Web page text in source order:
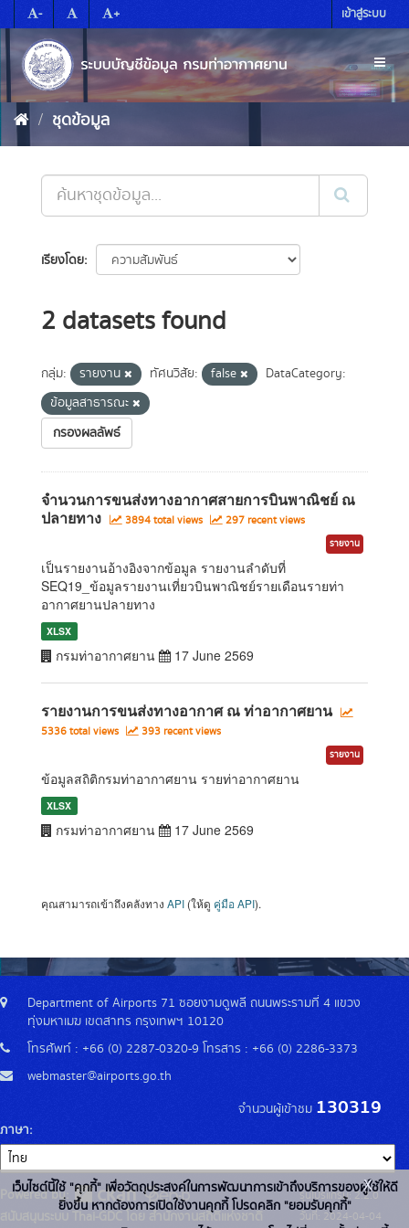
to
content
- + เข้าสู่ระบบ
ชุดข้อมูล
เรียงโดย
2 datasets found
กลุ่ม: รายงาน ทัศนวิสัย: false
DataCategory:
ข้อมูลสาธารณะ
กรองผลลัพธ์
จำนวนการขนส่งทางอากาศสายการบินพาณิชย์ ณ
ปลายทาง
3894 total views 297 recent views
รายงาน
เป็นรายงานอ้างอิงจากข้อมูล รายงานลำดับที่
SEQ19_ข้อมูลรายงานเที่ยวบินพาณิชย์รายเดือนรายท่า
อากาศยานปลายทาง
XLSX
กรมท่าอากาศยาน 17 June 2569
รายงานการขนส่งทางอากาศ ณ ท่าอากาศยาน
5336 total views 393 recent views
รายงาน
ข้อมูลสถิติกรมท่าอากาศยาน รายท่าอากาศยาน
XLSX
กรมท่าอากาศยาน 17 June 2569
คุณสามารถเข้าถึงคลังทาง API (ให้ดู คู่มือ API).
Department of Airports 71 ซอยงามดูพลี ถนนพระรามที่ 4 แขวง
ทุ่งมหาเมฆ เขตสาทร กรุงเทพฯ 10120
โทรศัพท์ : +66 (0) 2287-0320-9 โทรสาร : +66 (0) 2286-3373
webmaster@airports.go.th
จำนวนผู้เข้าชม 130319
ภาษา
Powered by:
สนับสนุนระบบ Thai-GDC โดย สำนักงานสถิติแห่งชาติ
รุ่นโปรแกรม: 2.2.0
วันที่: 2024-04-04
เว็บไซต์นี้ใช้ "คุกกี้" เพื่อวัตถุประสงค์ในการพัฒนาการเข้าถึงบริการของผู้ใช้ให้ดี
ยิ่งขึ้น หากต้องการเปิดใช้งานคุกกี้ โปรดคลิก "ยอมรับคุกกี้"
x